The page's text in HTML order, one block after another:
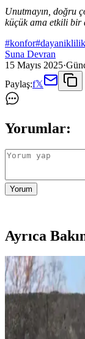
Unutmayın, doğru
küçük ama etkili bir
#konfor#dayaniklilik
Suna Devran
15 Mayıs 2025·
Paylaş:f𝕏
Yorumlar:
Yorum
Ayrıca
Unbranded
Paça Kesim,
Unbranded UB701,
sert kumaşı
bakım önerileriyle